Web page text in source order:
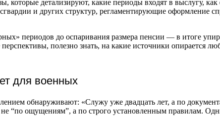
которые детализируют, какие периоды входят в выслугу,
и других структур, регламентирующие оформление
периодов до оспаривания размера пенсии — в итоге
полезно знать, на какие источники опирается
для военных
обнаруживают: «Служу уже двадцать лет, а по
не “по ощущениям”, а по строго установленным